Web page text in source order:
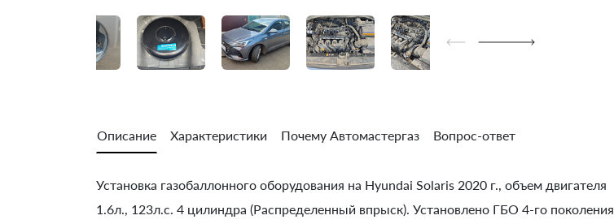
Описание Характеристики Почему Автомастергаз Вопрос-ответ
Установка газобаллонного оборудования на Hyundai Solaris 2020 г., объем двигателя
1.6л., 123л.с. 4 цилиндра (Распределенный впрыск). Установлено ГБО 4-го поколения